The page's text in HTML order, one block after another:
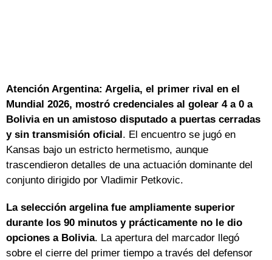
Atención Argentina: Argelia, el primer rival en el
Mundial 2026, mostró credenciales al golear 4 a 0 a
Bolivia en un amistoso disputado a puertas cerradas
y sin transmisión oficial. El encuentro se jugó en
Kansas bajo un estricto hermetismo, aunque
trascendieron detalles de una actuación dominante del
conjunto dirigido por Vladimir Petkovic.
La selección argelina fue ampliamente superior
durante los 90 minutos y prácticamente no le dio
opciones a Bolivia. La apertura del marcador llegó
sobre el cierre del primer tiempo a través del defensor